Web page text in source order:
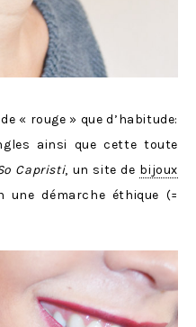
« rouge » que d’habitude:
ainsi que cette toute
Capristi, un site de bijoux
une démarche éthique (=